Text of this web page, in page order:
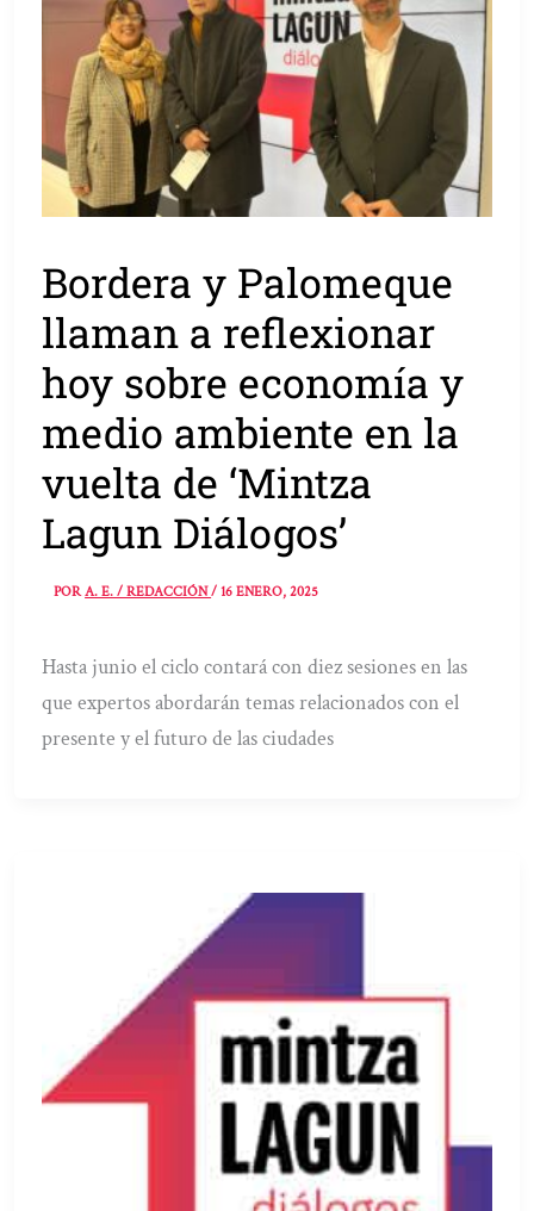
Bordera y Palomeque
llaman a reflexionar
hoy sobre economía y
medio ambiente en la
vuelta de ‘Mintza
Lagun Diálogos’
PORA. E. / REDACCIÓN/16 ENERO, 2025
Hasta junio el ciclo contará con diez sesiones en las
que expertos abordarán temas relacionados con el
presente y el futuro de las ciudades